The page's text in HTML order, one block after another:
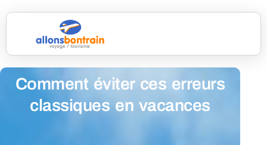
Comment éviter ces erreurs
classiques en vacances